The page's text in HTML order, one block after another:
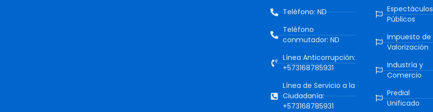
Teléfono: ND
Teléfono
conmutador: ND
Línea Anticorrupción:
+573168785931
Línea de Servicio a la
Ciudadanía:
+573168785931
Espectáculos
Públicos
Impuesto de
Valorización
Industría y
Comercio
Predial
Unificado